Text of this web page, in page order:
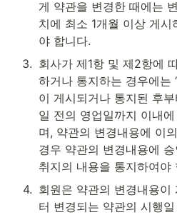
게 약관을 변경한 때에는
치에 최소 1개월 이상 게
야 합니다.
3. 회사가 제1항 및 제2항에
하거나 통지하는 경우에는
이 게시되거나 통지된 후
일 전의 영업일까지 이내
며, 약관의 변경내용에 이
경우 약관의 변경내용에
취지의 내용을 통지하여야
4. 회원은 약관의 변경내용이
터 변경되는 약관의 시행